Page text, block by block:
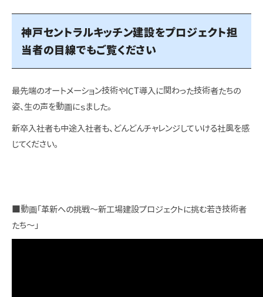
神戸セントラルキッチン建設をプロジェクト担
当者の目線でもご覧ください
最先端のオートメーション技術やICT導入に関わった技術者たちの
姿、生の声を動画にｓました。
新卒入社者も中途入社者も、どんどんチャレンジしていける社風を感
じてください。
■動画「革新への挑戦～新工場建設プロジェクトに挑む若き技術者
たち～」